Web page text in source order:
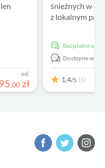
od:
,00 zł
śnieżnych w
z lokalnym
Bezpłatne
Dostępne w:
1,4/5 (1)